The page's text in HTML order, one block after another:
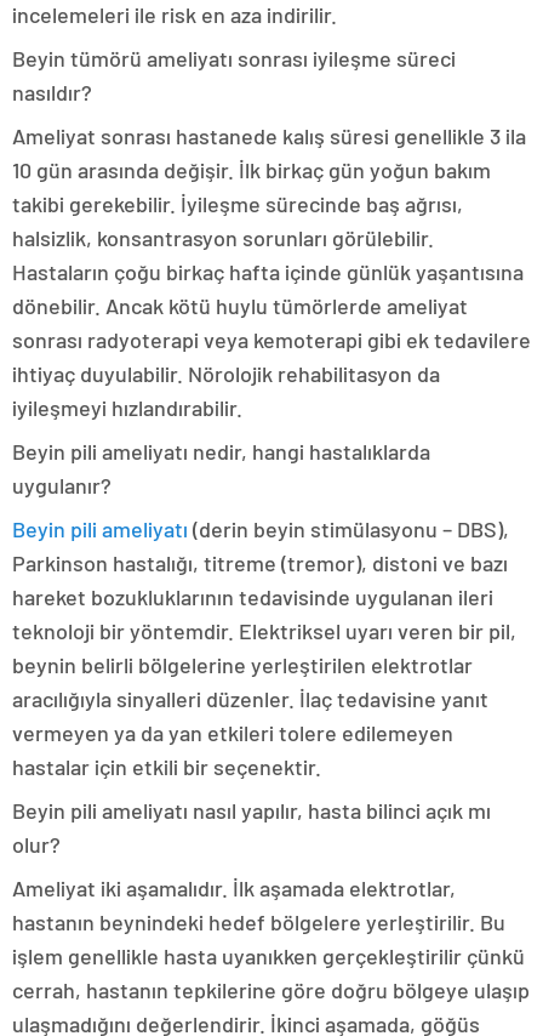
incelemeleri ile risk en aza indirilir.
Beyin tümörü ameliyatı sonrası iyileşme süreci
nasıldır?
Ameliyat sonrası hastanede kalış süresi genellikle 3 ila
10 gün arasında değişir. İlk birkaç gün yoğun bakım
takibi gerekebilir. İyileşme sürecinde baş ağrısı,
halsizlik, konsantrasyon sorunları görülebilir.
Hastaların çoğu birkaç hafta içinde günlük yaşantısına
dönebilir. Ancak kötü huylu tümörlerde ameliyat
sonrası radyoterapi veya kemoterapi gibi ek tedavilere
ihtiyaç duyulabilir. Nörolojik rehabilitasyon da
iyileşmeyi hızlandırabilir.
Beyin pili ameliyatı nedir, hangi hastalıklarda
uygulanır?
Beyin pili ameliyatı (derin beyin stimülasyonu – DBS),
Parkinson hastalığı, titreme (tremor), distoni ve bazı
hareket bozukluklarının tedavisinde uygulanan ileri
teknoloji bir yöntemdir. Elektriksel uyarı veren bir pil,
beynin belirli bölgelerine yerleştirilen elektrotlar
aracılığıyla sinyalleri düzenler. İlaç tedavisine yanıt
vermeyen ya da yan etkileri tolere edilemeyen
hastalar için etkili bir seçenektir.
Beyin pili ameliyatı nasıl yapılır, hasta bilinci açık mı
olur?
Ameliyat iki aşamalıdır. İlk aşamada elektrotlar,
hastanın beynindeki hedef bölgelere yerleştirilir. Bu
işlem genellikle hasta uyanıkken gerçekleştirilir çünkü
cerrah, hastanın tepkilerine göre doğru bölgeye ulaşıp
ulaşmadığını değerlendirir. İkinci aşamada, göğüs